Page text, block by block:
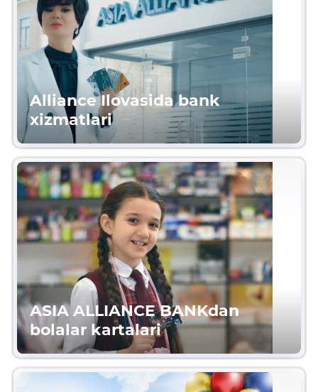
Alliance Ilovasida bank
xizmatlari
ASIA ALLIANCE BANKdan
bolalar kartalari